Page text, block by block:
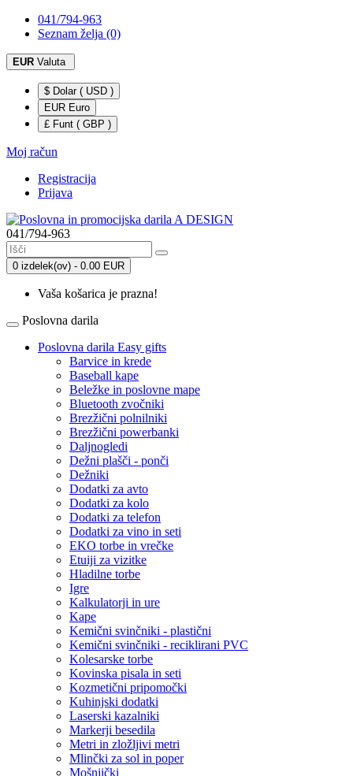
041/794-963
Seznam želja (0)
EUR Valuta
$ Dolar ( USD )
EUR Euro
£ Funt ( GBP )
Moj račun
Registracija
Prijava
041/794-963
0 izdelek(ov) - 0.00 EUR
Vaša košarica je prazna!
Poslovna darila
Poslovna darila Easy gifts
Barvice in krede
Baseball kape
Beležke in poslovne mape
Bluetooth zvočniki
Brezžični polnilniki
Brezžični powerbanki
Daljnogledi
Dežni plašči - ponči
Dežniki
Dodatki za avto
Dodatki za kolo
Dodatki za telefon
Dodatki za vino in seti
EKO torbe in vrečke
Etuiji za vizitke
Hladilne torbe
Igre
Kalkulatorji in ure
Kape
Kemični svinčniki - plastični
Kemični svinčniki - reciklirani PVC
Kolesarske torbe
Kovinska pisala in seti
Kozmetični pripomočki
Kuhinjski dodatki
Laserski kazalniki
Markerji besedila
Metri in zložljivi metri
Mlinčki za sol in poper
Mošnjički